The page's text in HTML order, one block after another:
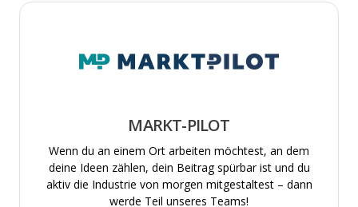
MARKT-PILOT
Wenn du an einem Ort arbeiten möchtest, an dem
deine Ideen zählen, dein Beitrag spürbar ist und du
aktiv die Industrie von morgen mitgestaltest – dann
werde Teil unseres Teams!